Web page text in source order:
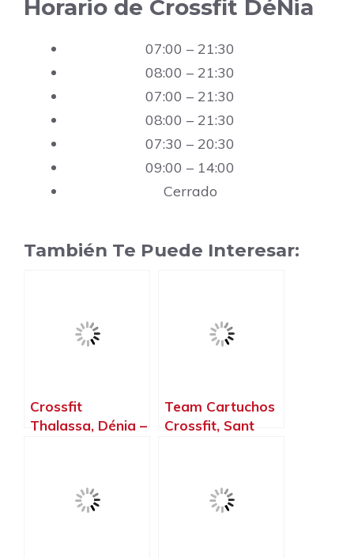
Horario de Crossfit DéNia
07:00 – 21:30
08:00 – 21:30
07:00 – 21:30
08:00 – 21:30
07:30 – 20:30
09:00 – 14:00
Cerrado
También Te Puede Interesar:
Crossfit
Thalassa, Dénia –
Team Cartuchos
Crossfit, Sant